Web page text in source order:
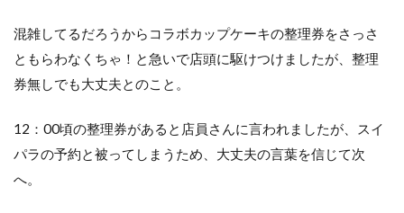
混雑してるだろうからコラボカップケーキの整理券をさっさ
ともらわなくちゃ！と急いで店頭に駆けつけましたが、整理
券無しでも大丈夫とのこと。
12：00頃の整理券があると店員さんに言われましたが、スイ
パラの予約と被ってしまうため、大丈夫の言葉を信じて次
へ。